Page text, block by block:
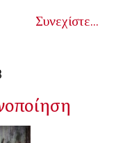
Συνεχίστε...